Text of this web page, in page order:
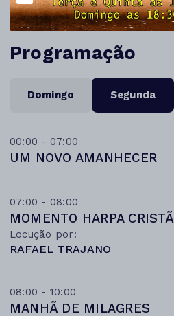
Programação
Domingo Segunda
00:00 - 07:00
UM NOVO AMANHECER
07:00 - 08:00
MOMENTO HARPA CRISTÃ
Locução por:
RAFAEL TRAJANO
08:00 - 10:00
MANHÃ DE MILAGRES